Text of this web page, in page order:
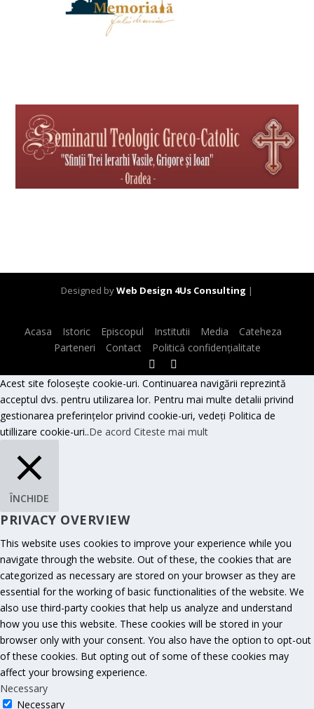
Designed byWeb Design 4Us Consulting |
Acasa Istoric Episcopul Institutii Media
Cateheza
Parteneri
Contact Politică confidențialitate
Acest site folosește cookie-uri. Continuarea navigării reprezintă
acceptul dvs. pentru utilizarea lor. Pentru mai multe detalii privind
gestionarea preferințelor privind cookie-uri, vedeți Politica de
utillizare cookie-uri..De acord Citeste mai mult
ÎNCHIDE
PRIVACY OVERVIEW
This website uses cookies to improve your experience while you
navigate through the website. Out of these, the cookies that are
categorized as necessary are stored on your browser as they are
essential for the working of basic functionalities of the website. We
also use third-party cookies that help us analyze and understand
how you use this website. These cookies will be stored in your
browser only with your consent. You also have the option to opt-out
of these cookies. But opting out of some of these cookies may
affect your browsing experience.
Necessary
Necessary